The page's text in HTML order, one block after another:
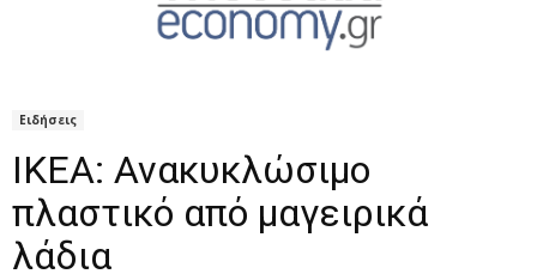
Ειδήσεις
ΙΚΕΑ: Ανακυκλώσιμο
πλαστικό από μαγειρικά
λάδια